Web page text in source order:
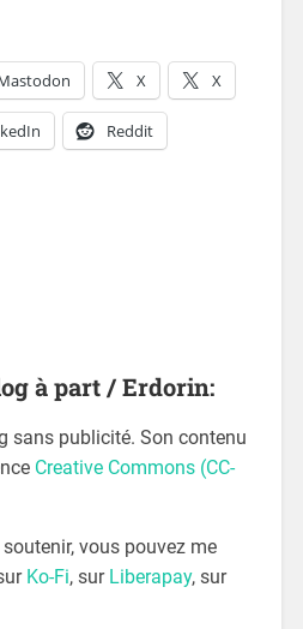
X X
Reddit
à part / Erdorin:
sans publicité. Son contenu
Creative Commons (CC-
vous pouvez me
Ko-Fi, sur Liberapay, sur